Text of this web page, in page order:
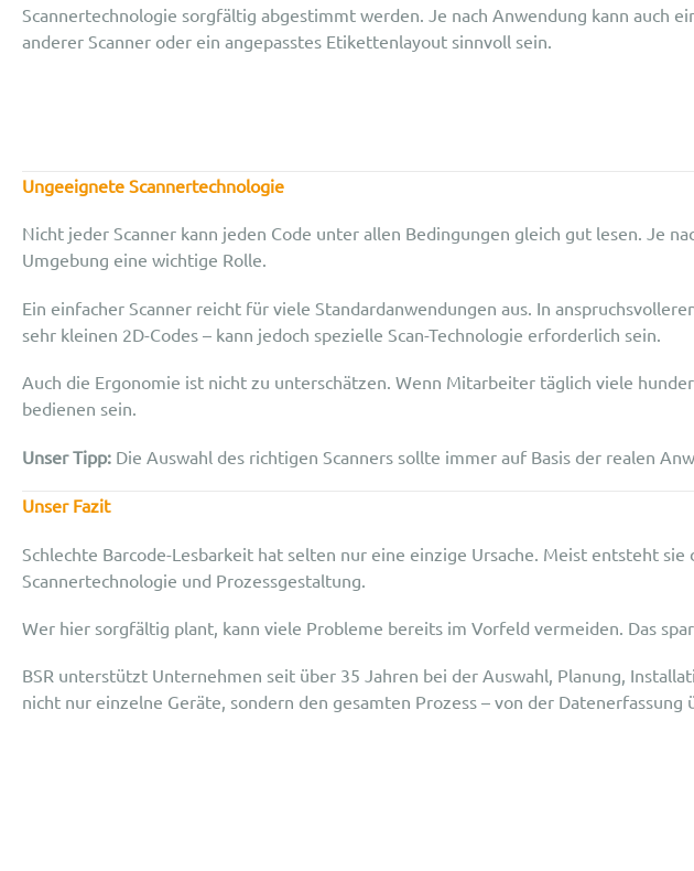
Scannertechnologie sorgfältig abgestimmt werden. Je nach Anwendung kann auch
anderer Scanner oder ein angepasstes Etikettenlayout sinnvoll sein.
Ungeeignete Scannertechnologie
Nicht jeder Scanner kann jeden Code unter allen Bedingungen gleich gut lesen. Je
Umgebung eine wichtige Rolle.
Ein einfacher Scanner reicht für viele Standardanwendungen aus. In
sehr kleinen 2D-Codes – kann jedoch spezielle Scan-Technologie erforderlich sein.
Auch die Ergonomie ist nicht zu unterschätzen. Wenn Mitarbeiter täglich viele
bedienen sein.
Unser Tipp: Die Auswahl des richtigen Scanners sollte immer auf Basis der realen
Unser Fazit
Schlechte Barcode-Lesbarkeit hat selten nur eine einzige Ursache. Meist entsteht
Scannertechnologie und Prozessgestaltung.
Wer hier sorgfältig plant, kann viele Probleme bereits im Vorfeld vermeiden. Das
BSR unterstützt Unternehmen seit über 35 Jahren bei der Auswahl, Planung,
nicht nur einzelne Geräte, sondern den gesamten Prozess – von der